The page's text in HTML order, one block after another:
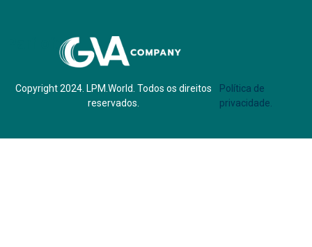
Copyright 2024. LPM.World. Todos os direitos
reservados.
Política de
privacidade.